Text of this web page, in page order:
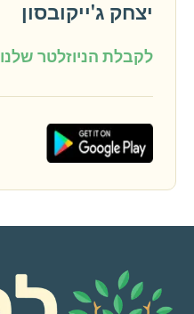
יצחק ג'ייקובסון
לקבלת הניוזלטר שלנו